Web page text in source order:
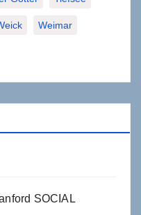
Weimar
SOCIAL